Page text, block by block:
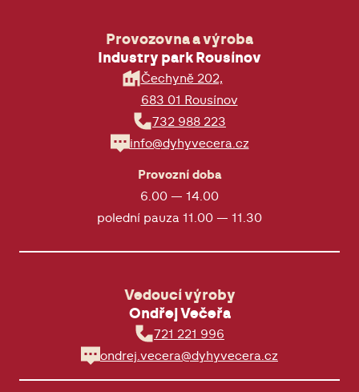
Provozovna a výroba
Industry park Rousínov
Čechyně 202,
683 01 Rousínov
732 988 223
info@dyhyvecera.cz
Provozní doba
6.00 — 14.00
polední pauza 11.00 — 11.30
Vedoucí výroby
Ondřej Večeřa
721 221 996
ondrej.vecera@dyhyvecera.cz